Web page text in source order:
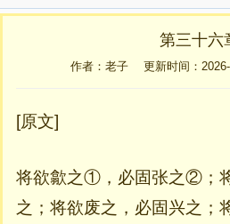
第三十六
作者：老子 更新时间：
[原文]
将欲歙之①，必固张之②；
之；将欲废之，必固兴之